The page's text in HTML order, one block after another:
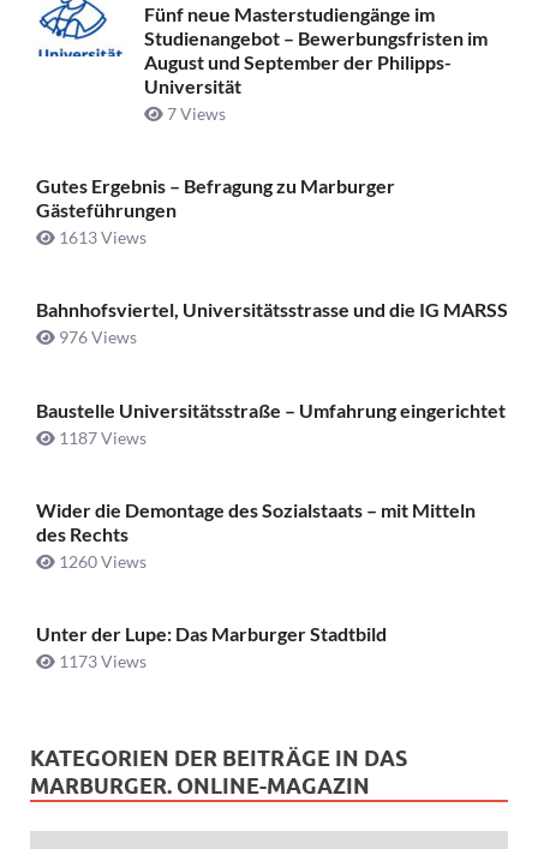
Fünf neue Masterstudiengänge im
Studienangebot – Bewerbungsfristen im
August und September der Philipps-
Universität
7 Views
Gutes Ergebnis – Befragung zu Marburger
Gästeführungen
1613 Views
Bahnhofsviertel, Universitätsstrasse und die IG MARSS
976 Views
Baustelle Universitätsstraße ­– Umfahrung eingerichtet
1187 Views
Wider die Demontage des Sozialstaats – mit Mitteln
des Rechts
1260 Views
Unter der Lupe: Das Marburger Stadtbild
1173 Views
KATEGORIEN DER BEITRÄGE IN DAS
MARBURGER. ONLINE-MAGAZIN